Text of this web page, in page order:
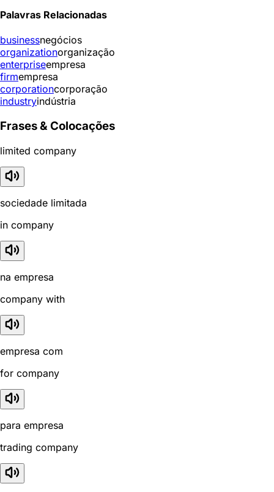
Palavras Relacionadas
businessnegócios
organizationorganização
enterpriseempresa
firmempresa
corporationcorporação
industryindústria
Frases & Colocações
limited company
sociedade limitada
in company
na empresa
company with
empresa com
for company
para empresa
trading company